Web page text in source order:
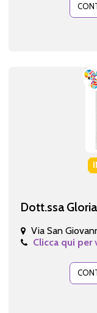
Dott.ssa
Via San
Clicca qui per